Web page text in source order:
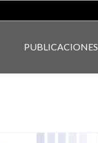
PUBLICACIONES